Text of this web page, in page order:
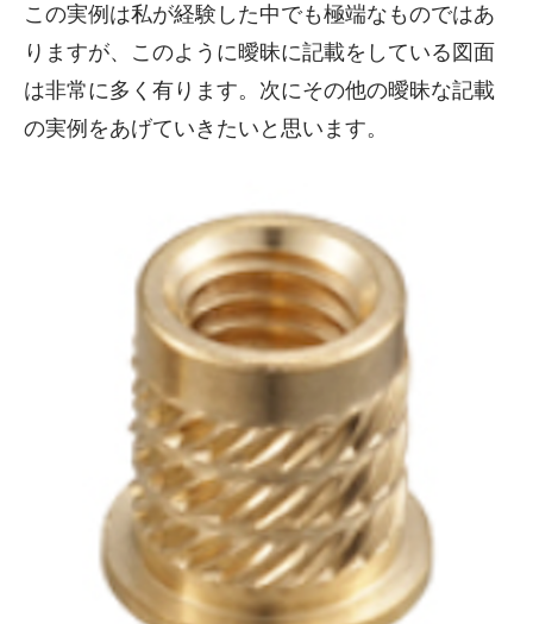
この実例は私が経験した中でも極端なものではあ
りますが、このように曖昧に記載をしている図面
は非常に多く有ります。次にその他の曖昧な記載
の実例をあげていきたいと思います。